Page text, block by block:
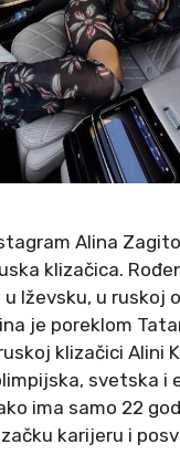
Alina
klizačica.
Iževsku, u ruskoj
je poreklom
klizačici Alini
svetska i
ima samo 22
karijeru i